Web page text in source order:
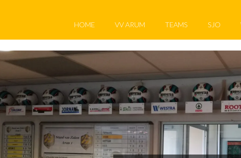
HOME VV ARUM TEAMS SJO